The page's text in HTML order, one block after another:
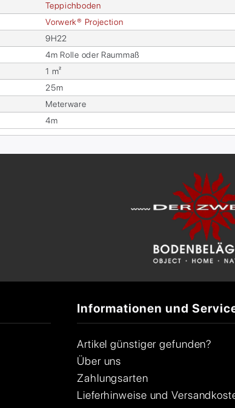
Tep­pich­bo­den
Vor­wer­k® Pro­jec­tion
9H22
4m Rol­le oder Raum­maß
1 m²
25m
Me­ter­wa­re
4m
Informationen und
Artikel günstiger gefunden?
Über uns
Zahlungsarten
Lieferhinweise und